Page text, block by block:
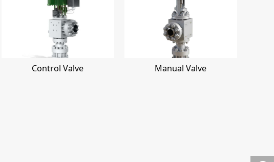
Control Valve Manual Valve